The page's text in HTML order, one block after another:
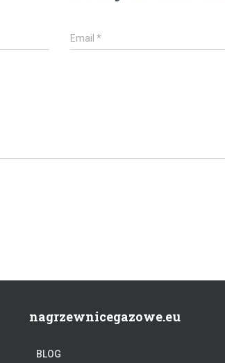
Email*
nagrzewnicegazowe.eu
BLOG